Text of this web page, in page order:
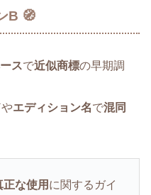
B 🧭
スで近似商標の早期調
やエディション名で混同
な使用 に関するガイ